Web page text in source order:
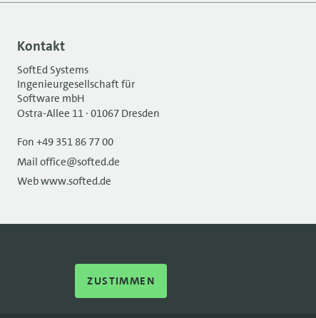
Kontakt
SoftEd Systems
Ingenieurgesellschaft für
Software mbH
Ostra-Allee 11 · 01067 Dresden
Fon +49 351 86 77 00
Mail office@softed.de
Web www.softed.de
ZUSTIMMEN